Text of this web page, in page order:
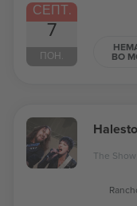
СЕПТ.
7
ПОН. ВО
The